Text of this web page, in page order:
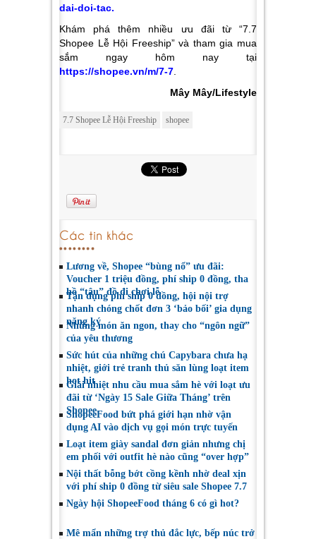
dai-doi-tac.
Khám phá thêm nhiều ưu đãi từ “7.7
Shopee Lễ Hội Freeship” và tham gia mua
sắm ngay hôm nay tại
https://shopee.vn/m/7-7
Mây Mây/Lifestyle
7.7 Shopee Lễ Hội Freeship shopee
Các tin khác
Lương về, Shopee “bùng nổ” ưu đãi:
Voucher 1 triệu đồng, phí ship 0 đồng, tha
hồ “tậu” đồ đi chơi lễ
Tận dụng phí ship 0 đồng, hội nội trợ
nhanh chóng chốt đơn 3 ‘bảo bối’ gia dụng
nặng ký
Những món ăn ngon, thay cho “ngôn ngữ”
của yêu thương
Sức hút của những chú Capybara chưa hạ
nhiệt, giới trẻ tranh thủ săn lùng loạt item
hot hit
Giải nhiệt nhu cầu mua sắm hè với loạt ưu
đãi từ ‘Ngày 15 Sale Giữa Tháng’ trên
Shopee
ShopeeFood bứt phá giới hạn nhờ vận
dụng AI vào dịch vụ gọi món trực tuyến
Loạt item giày sandal đơn giản nhưng chị
em phối với outfit hè nào cũng “over hợp”
Nội thất bỗng bớt cồng kềnh nhờ deal xịn
với phí ship 0 đồng từ siêu sale Shopee 7.7
Ngày hội ShopeeFood tháng 6 có gì hot?
Mê mẩn những trợ thủ đắc lực, bếp núc trở